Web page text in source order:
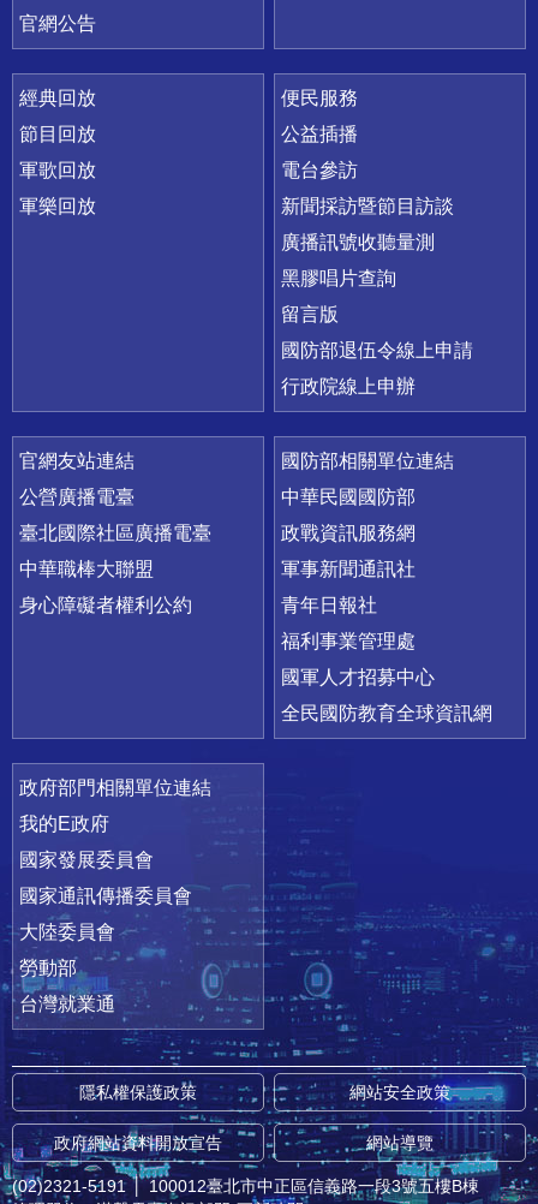
官網公告
經典回放
節目回放
軍歌回放
軍樂回放
便民服務
公益插播
電台參訪
新聞採訪暨節目訪談
廣播訊號收聽量測
黑膠唱片查詢
留言版
國防部退伍令線上申請
行政院線上申辦
官網友站連結
公營廣播電臺
臺北國際社區廣播電臺
中華職棒大聯盟
身心障礙者權利公約
國防部相關單位連結
中華民國國防部
政戰資訊服務網
軍事新聞通訊社
青年日報社
福利事業管理處
國軍人才招募中心
全民國防教育全球資訊網
政府部門相關單位連結
我的E政府
國家發展委員會
國家通訊傳播委員會
大陸委員會
勞動部
台灣就業通
隱私權保護政策 網站安全政策
政府網站資料開放宣告 網站導覽
(02)2321-5191 │ 100012臺北市中正區信義路一段3號五樓B棟